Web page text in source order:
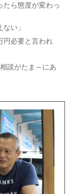
たら態度が変わっ
い」
円必要と言われ
談がたま～にあ